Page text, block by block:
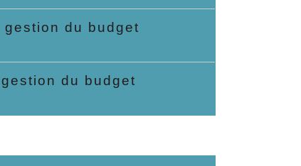
du budget
du budget